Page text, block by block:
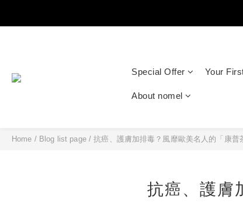
Special Offer Your
About nomel
Home / Blog list page/抗癌、護膚加排毒？風靡歐美名人的「康普
抗癌、護膚